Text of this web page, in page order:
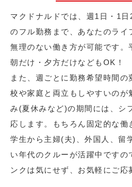
マクドナルドでは、週1日・1
のフル勤務まで、あなたのライ
無理のない働き方が可能です。
朝だけ・夕方だけなどもOK！
また、週ごとに勤務希望時間
校や家庭と両立もしやすいのが
み(夏休みなど)の期間には、シ
応します。もちろん固定的な働
学生から主婦(夫)、外国人、留
い年代のクルーが活躍中ですの
ンクは気にせず、お気軽にご応